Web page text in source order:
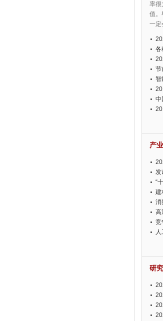
率很
值。
一定
各
节
智
中
产
投
发
“
建
消
高
竞
研
投
资
析